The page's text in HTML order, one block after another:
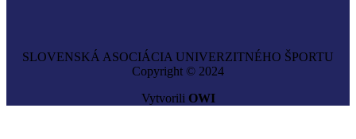
SLOVENSKÁ ASOCIÁCIA UNIVERZITNÉHO ŠPORTU
Copyright © 2024
Vytvorili OWI